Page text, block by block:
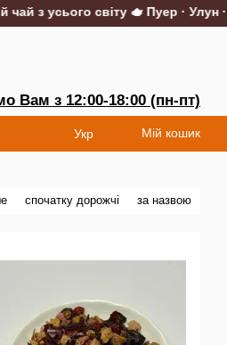
з усього світу 🫖 Пуер · Улун ·
Вам з 12:00-18:00 (пн-пт)
Укр Мій кошик
спочатку дорожчі за назвою